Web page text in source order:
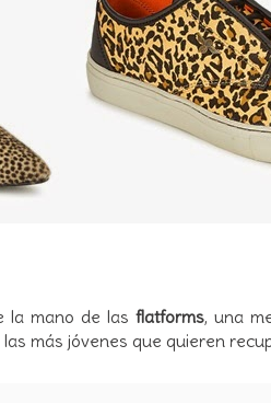
la mano de las flatforms, una
más jóvenes que quieren